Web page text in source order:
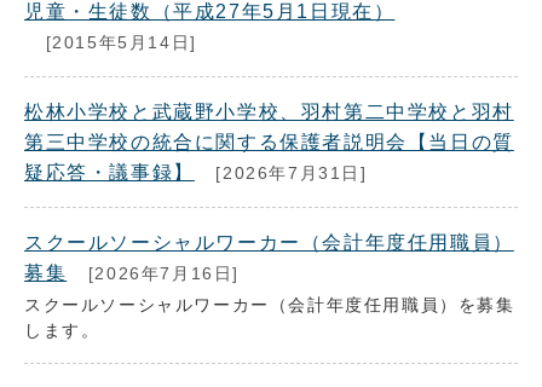
児童・生徒数（平成27年5月1日現在）
[2015年5月14日]
松林小学校と武蔵野小学校、羽村第二中学校と羽村
第三中学校の統合に関する保護者説明会【当日の質
疑応答・議事録】
[2026年7月31日]
スクールソーシャルワーカー（会計年度任用職員）
募集
[2026年7月16日]
スクールソーシャルワーカー（会計年度任用職員）を募集
します。